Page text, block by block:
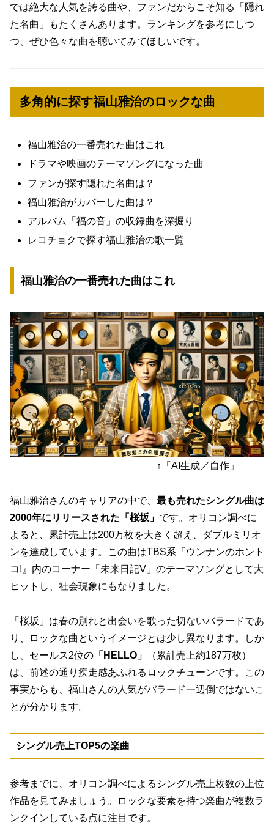
では絶大な人気を誇る曲や、ファンだからこそ知る「隠れ
た名曲」もたくさんあります。ランキングを参考にしつ
つ、ぜひ色々な曲を聴いてみてほしいです。
多角的に探す福山雅治のロックな曲
福山雅治の一番売れた曲はこれ
ドラマや映画のテーマソングになった曲
ファンが探す隠れた名曲は？
福山雅治がカバーした曲は？
アルバム「福の音」の収録曲を深掘り
レコチョクで探す福山雅治の歌一覧
福山雅治の一番売れた曲はこれ
↑「AI生成／自作」
福山雅治さんのキャリアの中で、 最も売れたシングル曲は
2000年にリリースされた「桜坂」 です。オリコン調べに
よると、累計売上は200万枚を大きく超え、ダブルミリオ
ンを達成しています。この曲はTBS系『ウンナンのホント
コ!』内のコーナー「未来日記V」のテーマソングとして大
ヒットし、社会現象にもなりました。
「桜坂」は春の別れと出会いを歌った切ないバラードであ
り、ロックな曲というイメージとは少し異なります。しか
し、セールス2位の 「HELLO」
（累計売上約187万枚）
は、前述の通り疾走感あふれるロックチューンです。この
事実からも、福山さんの人気がバラード一辺倒ではないこ
とが分かります。
シングル売上TOP5の楽曲
参考までに、オリコン調べによるシングル売上枚数の上位
作品を見てみましょう。ロックな要素を持つ楽曲が複数ラ
ンクインしている点に注目です。